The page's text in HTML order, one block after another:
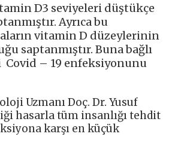
D3 seviyeleri düştükçe
Ayrıca bu
vitamin D düzeylerinin
saptanmıştır. Buna bağlı
Covid – 19 enfeksiyonunu
Uzmanı Doç. Dr. Yusuf
hasarla tüm insanlığı tehdit
karşı en küçük